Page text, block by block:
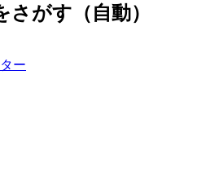
がす（自動）
ー